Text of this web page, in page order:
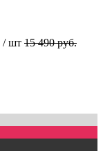
/ шт 15 490 руб.